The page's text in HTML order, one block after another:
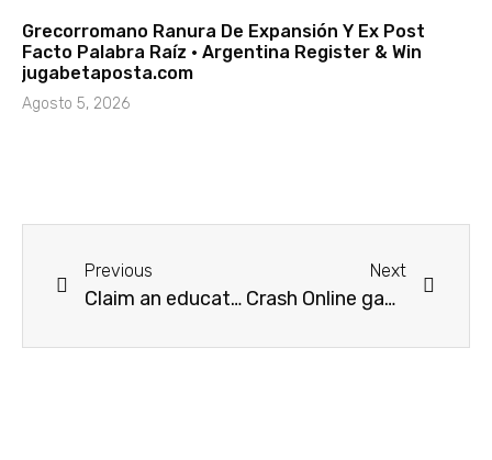
Grecorromano Ranura De Expansión Y Ex Post
Facto Palabra Raíz · Argentina Register & Win
jugabetaposta.com
Agosto 5, 2026
Previous
Claim an educated Also offers Today
Next
Crash Online game, Ports, Wagering & Bonuses